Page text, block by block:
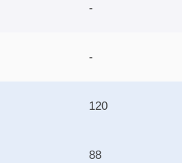
-
-
120
88